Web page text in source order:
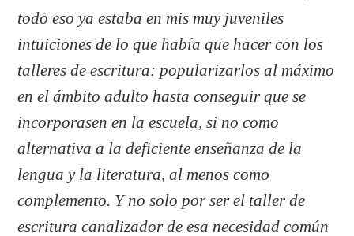
todo eso ya estaba en mis muy juveniles
intuiciones de lo que había que hacer con los
talleres de escritura: popularizarlos al máximo
en el ámbito adulto hasta conseguir que se
incorporasen en la escuela, si no como
alternativa a la deficiente enseñanza de la
lengua y la literatura, al menos como
complemento. Y no solo por ser el taller de
escritura canalizador de esa necesidad común